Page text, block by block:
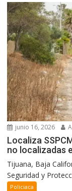
junio 16, 2026
Localiza
no localizadas
Tijuana, Baja
Seguridad y
Policiaca